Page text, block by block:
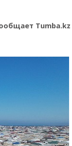
Tumba.kz